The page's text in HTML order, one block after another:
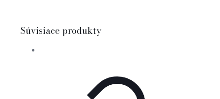
Súvisiace produkty